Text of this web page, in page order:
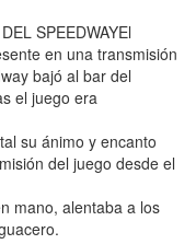
SPEEDWAYEl
en una transmisión
bajó al bar del
el juego era
su ánimo y encanto
del juego desde el
mano, alentaba a los